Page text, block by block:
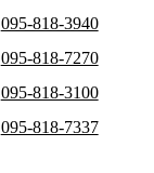
095-818-3940
095-818-7270
095-818-3100
095-818-7337